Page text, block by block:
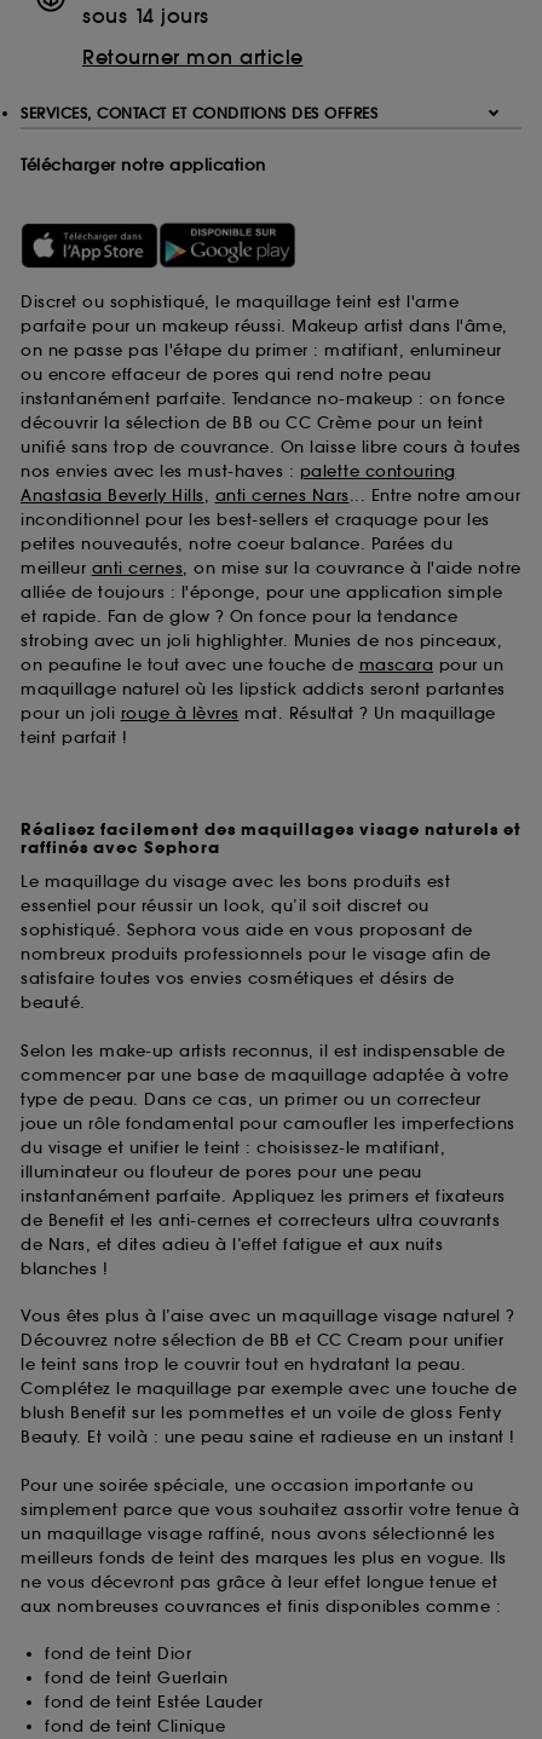
sous 14 jours
Retourner mon article
SERVICES, CONTACT ET CONDITIONS DES OFFRES
Télécharger notre application
Discret ou sophistiqué, le maquillage teint est l'arme
parfaite pour un makeup réussi. Makeup artist dans l'âme,
on ne passe pas l'étape du primer : matifiant, enlumineur
ou encore effaceur de pores qui rend notre peau
instantanément parfaite. Tendance no-makeup : on fonce
découvrir la sélection de BB ou CC Crème pour un teint
unifié sans trop de couvrance. On laisse libre cours à toutes
nos envies avec les must-haves : palette contouring
Anastasia Beverly Hills, anti cernes Nars... Entre notre amour
inconditionnel pour les best-sellers et craquage pour les
petites nouveautés, notre coeur balance. Parées du
meilleur anti cernes, on mise sur la couvrance à l'aide notre
alliée de toujours : l'éponge, pour une application simple
et rapide. Fan de glow ? On fonce pour la tendance
strobing avec un joli highlighter. Munies de nos pinceaux,
on peaufine le tout avec une touche de mascara pour un
maquillage naturel où les lipstick addicts seront partantes
pour un joli rouge à lèvres mat. Résultat ? Un maquillage
teint parfait !
Réalisez facilement des maquillages visage naturels et
raffinés avec Sephora
Le maquillage du visage avec les bons produits est
essentiel pour réussir un look, qu’il soit discret ou
sophistiqué. Sephora vous aide en vous proposant de
nombreux produits professionnels pour le visage afin de
satisfaire toutes vos envies cosmétiques et désirs de
beauté.
Selon les make-up artists reconnus, il est indispensable de
commencer par une base de maquillage adaptée à votre
type de peau. Dans ce cas, un primer ou un correcteur
joue un rôle fondamental pour camoufler les imperfections
du visage et unifier le teint : choisissez-le matifiant,
illuminateur ou flouteur de pores pour une peau
instantanément parfaite. Appliquez les primers et fixateurs
de Benefit et les anti-cernes et correcteurs ultra couvrants
de Nars, et dites adieu à l’effet fatigue et aux nuits
blanches !
Vous êtes plus à l’aise avec un maquillage visage naturel ?
Découvrez notre sélection de BB et CC Cream pour unifier
le teint sans trop le couvrir tout en hydratant la peau.
Complétez le maquillage par exemple avec une touche de
blush Benefit sur les pommettes et un voile de gloss Fenty
Beauty. Et voilà : une peau saine et radieuse en un instant !
Pour une soirée spéciale, une occasion importante ou
simplement parce que vous souhaitez assortir votre tenue à
un maquillage visage raffiné, nous avons sélectionné les
meilleurs fonds de teint des marques les plus en vogue. Ils
ne vous décevront pas grâce à leur effet longue tenue et
aux nombreuses couvrances et finis disponibles comme :
fond de teint Dior
fond de teint Guerlain
fond de teint Estée Lauder
fond de teint Clinique